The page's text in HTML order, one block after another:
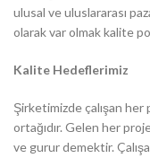
ulusal ve uluslararası
olarak var olmak kalite
Kalite Hedeflerimiz
Şirketimizde çalışan
ortağıdır. Gelen her
ve gurur demektir.